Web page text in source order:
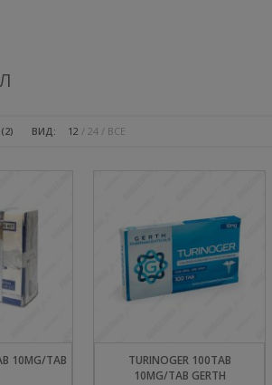
ВИД: 12 24 ВСЕ
10MG/TAB
TURINOGER 100TAB
10MG/TAB GERTH